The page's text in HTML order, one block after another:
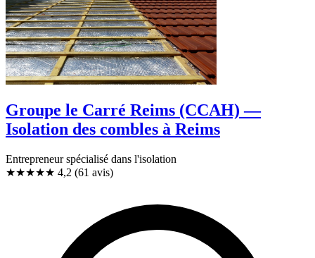
Groupe le Carré Reims (CCAH) —
Isolation des combles à Reims
Entrepreneur spécialisé dans l'isolation
★★★★★ 4,2 (61 avis)